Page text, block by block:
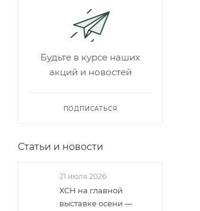
Будьте в курсе наших
акций и новостей
ПОДПИСАТЬСЯ
Статьи и новости
21 июля 2026
ХСН на главной
выставке осени —